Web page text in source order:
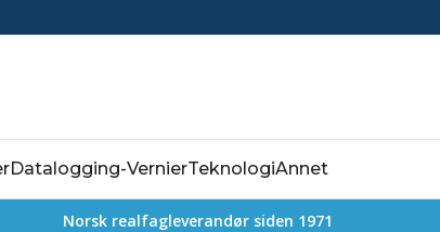
Datalogging-VernierTeknologiAnnet
Norsk realfagleverandør siden 1971